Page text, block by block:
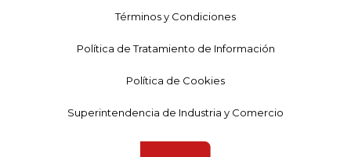
Términos y Condiciones
Política de Tratamiento de Información
Política de Cookies
Superintendencia de Industria y Comercio